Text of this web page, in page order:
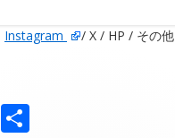
Instagram / X / HP / その他
F